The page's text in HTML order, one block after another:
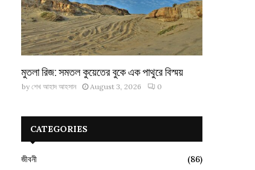
মুতলা রিজ: সমতল কুয়েতের বুকে এক পাথুরে বিস্ময়
by শেখ আহাদ আহসান August 3, 2026 0
CATEGORIES
জীবনী
(86)